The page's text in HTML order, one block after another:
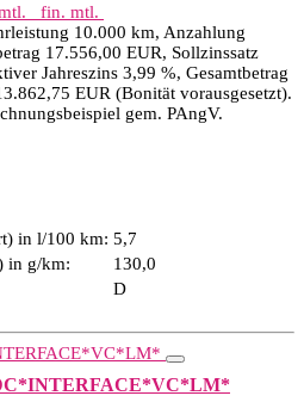
fin. mtl.
10.000 km, Anzahlung
17.556,00 EUR, Sollzinssatz
Jahreszins 3,99 %, Gesamtbetrag
EUR (Bonität vorausgesetzt).
gem. PAngV.
in l/100 km: 5,7
in g/km:
130,0
D